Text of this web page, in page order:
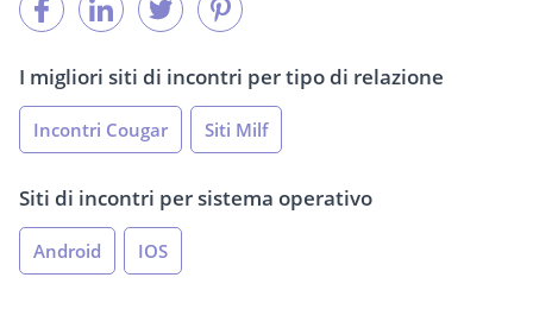
I migliori siti di incontri per tipo di relazione
Incontri Cougar Siti Milf
Siti di incontri per sistema operativo
Android IOS